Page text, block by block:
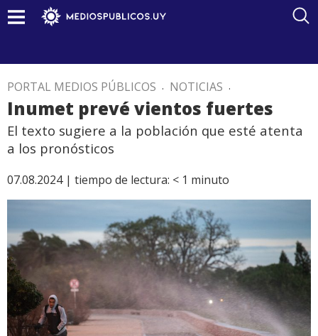
PORTAL MEDIOS PÚBLICOS . NOTICIAS .
Inumet prevé vientos fuertes
El texto sugiere a la población que esté atenta
a los pronósticos
07.08.2024 | tiempo de lectura: < 1 minuto